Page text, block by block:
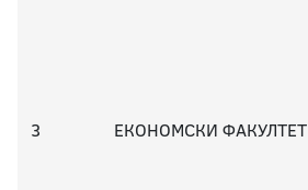
3 ЕКОНОМСКИ ФАКУЛТЕТ